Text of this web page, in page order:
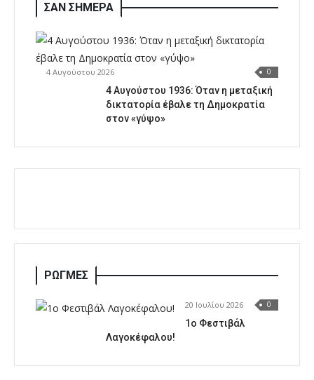
ΣΑΝ ΣΗΜΕΡΑ
4 Αυγούστου 2026 0
4 Αυγούστου 1936: Όταν η μεταξική
δικτατορία έβαλε τη Δημοκρατία
στον «γύψο»
ΡΩΓΜΕΣ
20 Ιουλίου 2026 0
1o Φεστιβάλ
Λαγοκέφαλου!